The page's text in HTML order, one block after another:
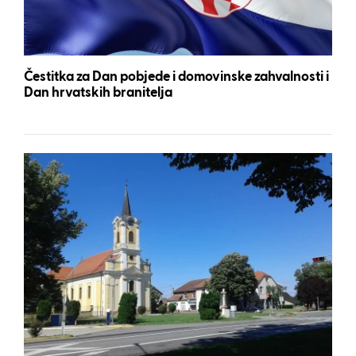
Čestitka za Dan pobjede i domovinske zahvalnosti i
Dan hrvatskih branitelja